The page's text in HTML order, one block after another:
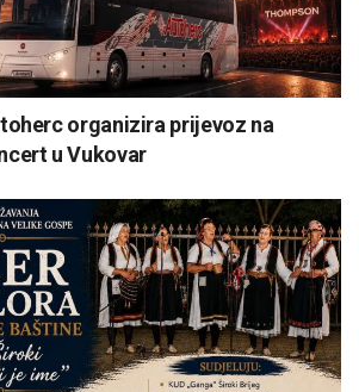
organizira prijevoz na
u Vukovar